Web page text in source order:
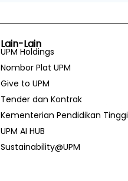
Lain-Lain
UPM Holdings
Nombor Plat UPM
Give to UPM
Tender dan Kontrak
Kementerian Pendidikan Tinggi
UPM AI HUB
Sustainability@UPM